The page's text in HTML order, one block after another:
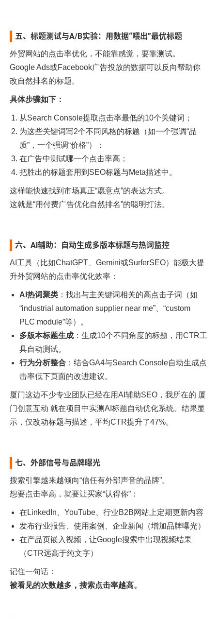
五、标题测试与A/B实验：用数据“喂出”最优标题
外贸网站的点击率优化，不能靠感觉，要靠测试。
Google Ads或Facebook广告投放的数据可以反向帮助你
改自然排名的标题。
具体步骤如下：
从Search Console提取点击率最低的10个关键词；
为这些关键词写2个不同风格的标题（如一个强调“品
质”，一个强调“价格”）；
在广告中测试哪一个点击率高；
把胜出的标题套用到SEO标题与Meta描述中。
这样能快速找到市场真正“愿意点”的表达方式。
这就是“用付费广告优化自然排名”的聪明打法。
六、AI辅助：自动生成多版本标题与热词监控
AI工具（比如ChatGPT、Gemini或SurferSEO）能极大提
升外贸网站的点击率优化效率：
AI热词聚类 ：找出与主关键词相关的高点击子词（如
“industrial automation supplier near me”、“custom
PLC module”等）。
多版本标题生成 ：生成10个不同角度的标题，用CTR工
具自动测试。
行为分析整合 ：结合GA4与Search Console自动生成点
击率低下页面的改进建议。
厦门这边不少专业团队已经在用AI辅助SEO，我所在的 厦
门创意互动 就在项目中实测AI标题自动优化系统。结果显
示，仅改动标题与描述，平均CTR提升了47%。
七、外部信号与品牌曝光
搜索引擎越来越倾向“信任有外部声音的品牌”。
想要点击率高，就要让买家“认得你”：
在LinkedIn、YouTube、行业B2B网站上定期更新内容
发布行业报告、使用案例、企业新闻（增加品牌曝光）
在产品页嵌入视频，让Google搜索中出现视频结果
（CTR远高于纯文字）
记住一句话：
被看见的次数越多，搜索点击率越高。